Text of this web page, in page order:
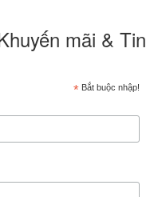
mãi & Tin
* Bắt buộc nhập!